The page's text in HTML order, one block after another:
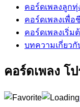
คอร์ดเพลงลูกทุ่
คอร์ดเพลงเพื่อ
คอร์ดเพลงเริ่ม
บทความเกี่ยวกั
คอร์ดเพลง โ